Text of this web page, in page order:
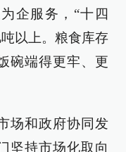
企服务，“十四
以上。粮食库存
碗端得更牢、更
场和政府协同发
坚持市场化取向